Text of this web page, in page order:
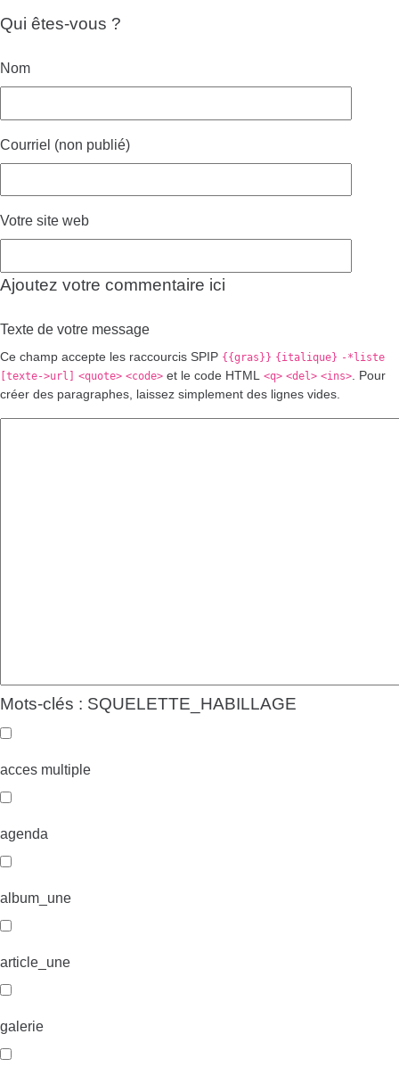
Qui êtes-vous ?
Nom
Courriel (non publié)
Votre site web
Ajoutez votre commentaire ici
Texte de votre message
Ce champ accepte les raccourcis SPIP {{gras}} {italique} -*liste
[texte->url]
<quote> <code> et le code HTML <q> <del> <ins> . Pour
créer des paragraphes, laissez simplement des lignes vides.
Mots-clés : SQUELETTE_HABILLAGE
acces multiple
agenda
album_une
article_une
galerie